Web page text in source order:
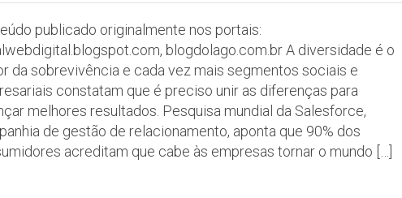
publicado originalmente nos portais:
blogdolago.com.br A diversidade é o
da sobrevivência e cada vez mais segmentos sociais e
constatam que é preciso unir as diferenças para
melhores resultados. Pesquisa mundial da Salesforce,
de gestão de relacionamento, aponta que 90% dos
acreditam que cabe às empresas tornar o mundo […]